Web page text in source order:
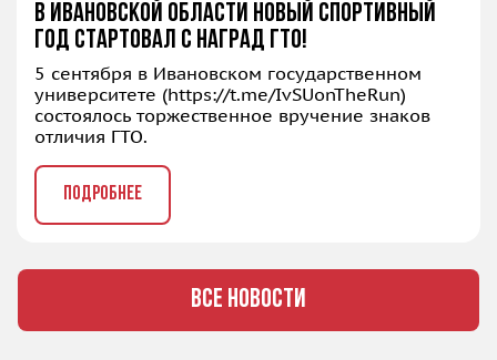
В Ивановской области новый спортивный
год стартовал с наград ГТО!
5 сентября в Ивановском государственном
университете (https://t.me/IvSUonTheRun)
состоялось торжественное вручение знаков
отличия ГТО.
ПОДРОБНЕЕ
ВСЕ НОВОСТИ